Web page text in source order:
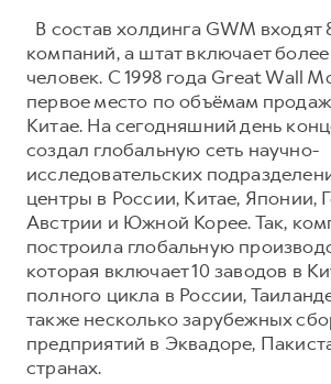
В состав холдинга GWM входят
компаний, а штат включает
человек. С 1998 года Great Wall
первое место по объёмам
Китае. На сегодняшний день
создал глобальную сеть научно-
исследовательских
центры в России, Китае, Японии,
Австрии и Южной Корее. Так,
построила глобальную
которая включает 10 заводов в
полного цикла в России,
также несколько зарубежных
предприятий в Эквадоре,
странах.